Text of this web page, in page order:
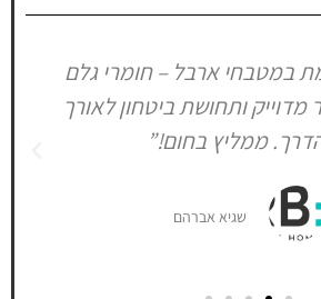
מטבחים בהתאמה אישית
במטבחי ארבל – חומרי גלם
מדוייק ותחושת ביטחון לאורך
ממליץ בחום!”
שגיא אברהם